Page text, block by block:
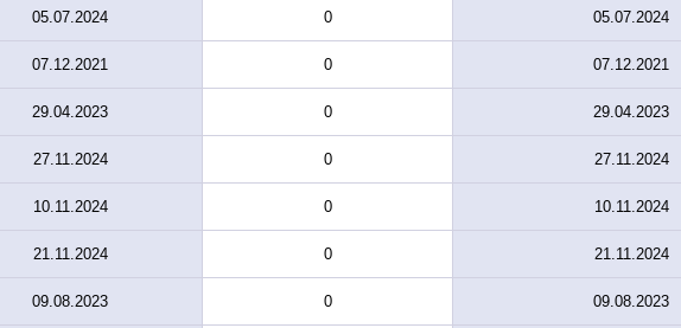
05.07.2024 0 05.07.2024
07.12.2021 0 07.12.2021
29.04.2023 0 29.04.2023
27.11.2024 0 27.11.2024
10.11.2024 0 10.11.2024
21.11.2024 0 21.11.2024
09.08.2023 0 09.08.2023